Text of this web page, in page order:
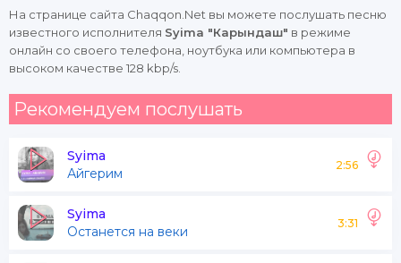
На странице сайта Chaqqon.Net вы можете послушать песню
известного исполнителя Syima "Карындаш" в режиме
онлайн со своего телефона, ноутбука или компьютера в
высоком качестве 128 kbp/s.
Рекомендуем послушать
Syima
Айгерим
2:56
Syima
Останется на веки
3:31